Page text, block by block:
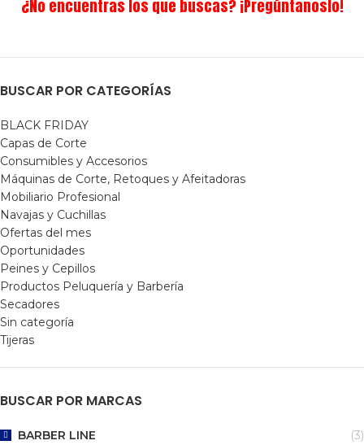
¿No encuentras los que buscas? ¡Pregúntanoslo!
BUSCAR POR CATEGORÍAS
BLACK FRIDAY
Capas de Corte
Consumibles y Accesorios
Máquinas de Corte, Retoques y Afeitadoras
Mobiliario Profesional
Navajas y Cuchillas
Ofertas del mes
Oportunidades
Peines y Cepillos
Productos Peluquería y Barbería
Secadores
Sin categoría
Tijeras
BUSCAR POR MARCAS
BARBER LINE (3)